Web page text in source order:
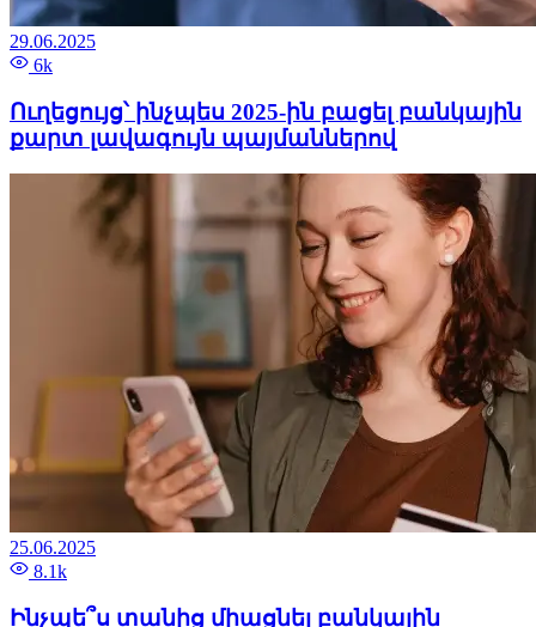
29.06.2025
6k
Ուղեցույց՝ ինչպես 2025-ին բացել բանկային
քարտ լավագույն պայմաններով
25.06.2025
8.1k
Ինչպե՞ս տանից միացնել բանկային